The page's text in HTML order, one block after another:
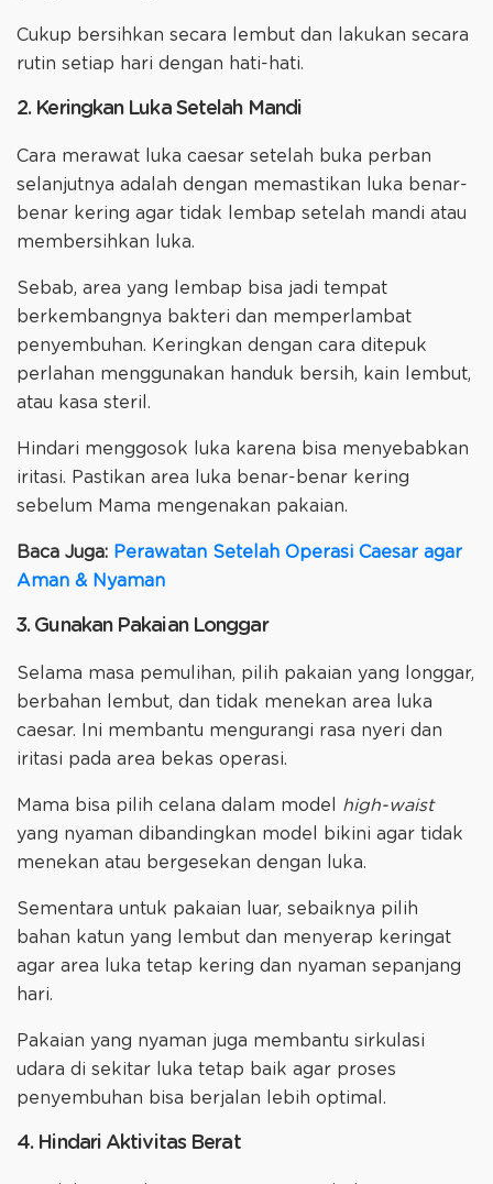
Cukup bersihkan secara lembut dan lakukan secara
rutin setiap hari dengan hati-hati.
2. Keringkan Luka Setelah Mandi
Cara merawat luka caesar setelah buka perban
selanjutnya adalah dengan memastikan luka benar-
benar kering agar tidak lembap setelah mandi atau
membersihkan luka.
Sebab, area yang lembap bisa jadi tempat
berkembangnya bakteri dan memperlambat
penyembuhan. Keringkan dengan cara ditepuk
perlahan menggunakan handuk bersih, kain lembut,
atau kasa steril.
Hindari menggosok luka karena bisa menyebabkan
iritasi. Pastikan area luka benar-benar kering
sebelum Mama mengenakan pakaian.
Baca Juga: Perawatan Setelah Operasi Caesar agar
Aman & Nyaman
3. Gunakan Pakaian Longgar
Selama masa pemulihan, pilih pakaian yang longgar,
berbahan lembut, dan tidak menekan area luka
caesar. Ini membantu mengurangi rasa nyeri dan
iritasi pada area bekas operasi.
Mama bisa pilih celana dalam model high-waist
yang nyaman dibandingkan model bikini agar tidak
menekan atau bergesekan dengan luka.
Sementara untuk pakaian luar, sebaiknya pilih
bahan katun yang lembut dan menyerap keringat
agar area luka tetap kering dan nyaman sepanjang
hari.
Pakaian yang nyaman juga membantu sirkulasi
udara di sekitar luka tetap baik agar proses
penyembuhan bisa berjalan lebih optimal.
4. Hindari Aktivitas Berat